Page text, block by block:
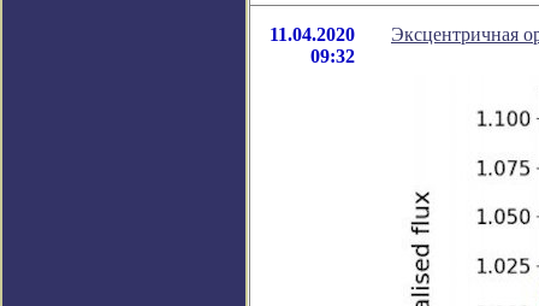
11.04.2020
09:32
Эксцентричная